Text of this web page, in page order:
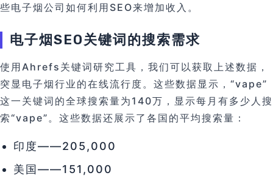
些电子烟公司如何利用SEO来增加收入。
电子烟SEO关键词的搜索需求
使用Ahrefs关键词研究工具，我们可以获取上述数据，
突显电子烟行业的在线流行度。这些数据显示，“vape”
这一关键词的全球搜索量为140万，显示每月有多少人搜
索“vape”。这些数据还展示了各国的平均搜索量：
印度——205,000
美国——151,000